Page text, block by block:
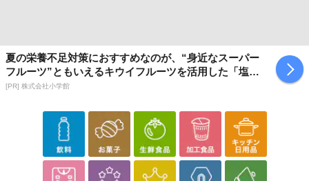
夏の栄養不足対策におすすめなのが、“身近なスーパー
フルーツ”ともいえるキウイフルーツを活用した「塩キ
ウイ」
[PR] 株式会社小学館